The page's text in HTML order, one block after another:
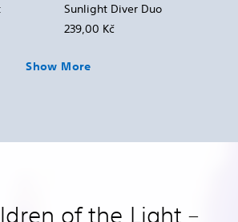
Sunlight Diver Duo
239,00 Kč
Show More
of the Light –